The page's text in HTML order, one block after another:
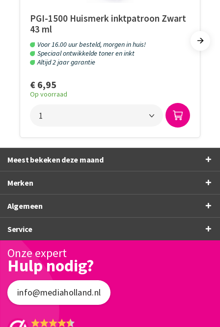
PGI-1500 Huismerk inktpatroon Zwart
43 ml
Voor 16.00 uur besteld, morgen in huis!
Speciaal ontwikkelde toner en inkt
Altijd 2 jaar garantie
€ 6,95
Op voorraad
Meest bekeken deze maand
Merken
Algemeen
Service
Onze expert
Hulp nodig?
info@mediaholland.nl